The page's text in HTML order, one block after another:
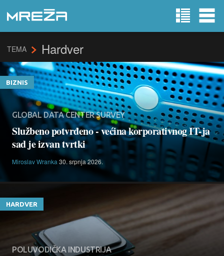
TEMA Hardver
BIZNIS
GLOBAL DATA CENTER SURVEY
Službeno potvrđeno - većina korporativnog IT-ja
sad je izvan tvrtki
Miroslav Wranka 30. srpnja 2026.
HARDVER
POLUVODIČKA INDUSTRIJA